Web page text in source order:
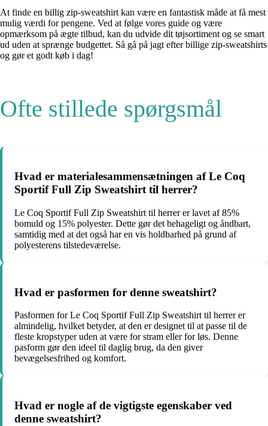
At finde en billig zip-sweatshirt kan være en fantastisk måde at få mest
mulig værdi for pengene. Ved at følge vores guide og være
opmærksom på ægte tilbud, kan du udvide dit tøjsortiment og se smart
ud uden at sprænge budgettet. Så gå på jagt efter billige zip-sweatshirts
og gør et godt køb i dag!
Ofte stillede spørgsmål
Hvad er materialesammensætningen af Le Coq
Sportif Full Zip Sweatshirt til herrer?
Le Coq Sportif Full Zip Sweatshirt til herrer er lavet af 85%
bomuld og 15% polyester. Dette gør det behageligt og åndbart,
samtidig med at det også har en vis holdbarhed på grund af
polyesterens tilstedeværelse.
Hvad er pasformen for denne sweatshirt?
Pasformen for Le Coq Sportif Full Zip Sweatshirt til herrer er
almindelig, hvilket betyder, at den er designet til at passe til de
fleste kropstyper uden at være for stram eller for løs. Denne
pasform gør den ideel til daglig brug, da den giver
bevægelsesfrihed og komfort.
Hvad er nogle af de vigtigste egenskaber ved
denne sweatshirt?